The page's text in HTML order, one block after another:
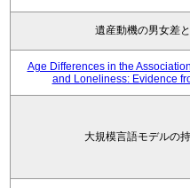
遺産動機の男女差
Age Differences in the
and Loneliness: Evidence
大規模言語モデルの